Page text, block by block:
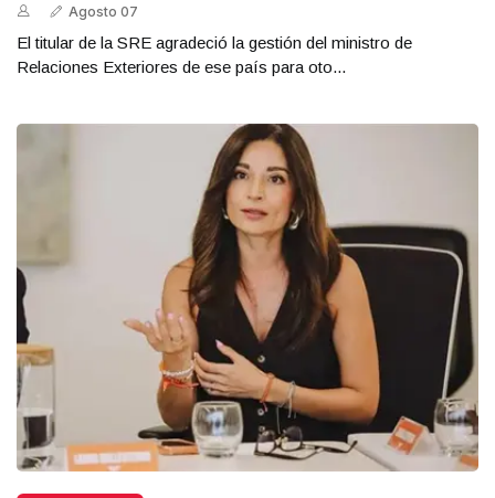
Agosto 07
El titular de la SRE agradeció la gestión del ministro de
Relaciones Exteriores de ese país para oto...